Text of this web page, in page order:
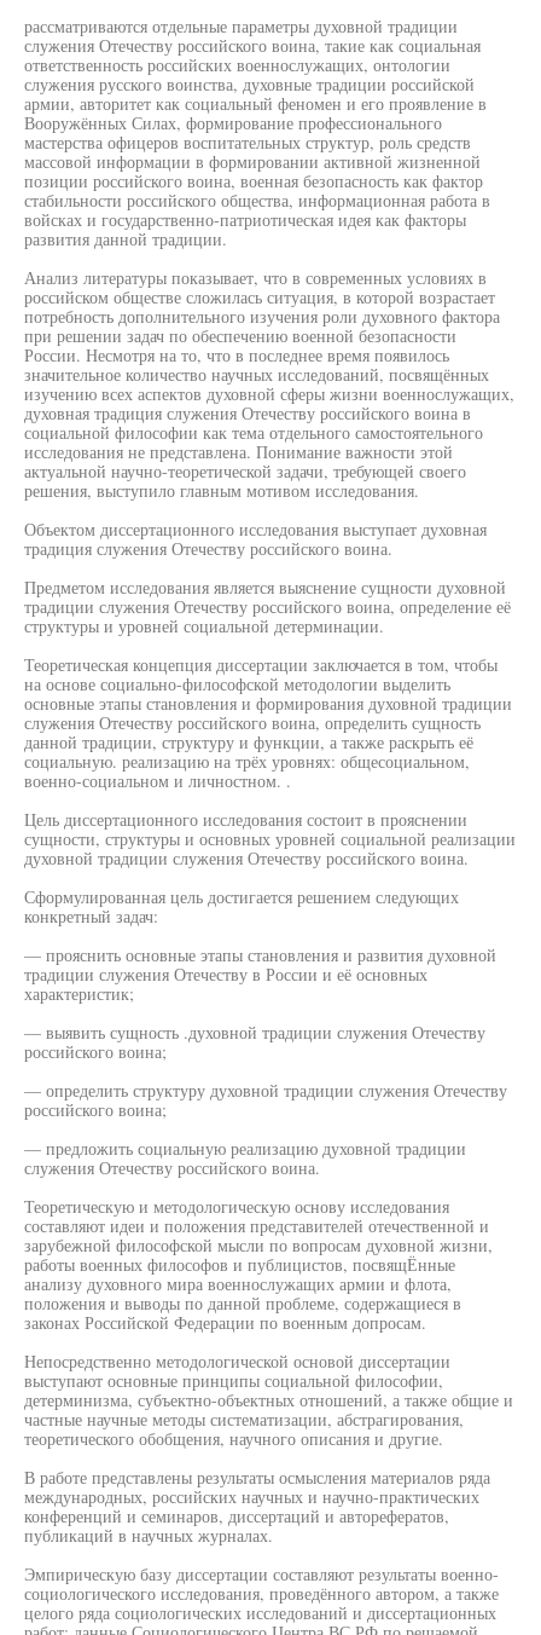
рассматриваются отдельные параметры духовной традиции
служения Отечеству российского воина, такие как социальная
ответственность российских военнослужащих, онтологии
служения русского воинства, духовные традиции российской
армии, авторитет как социальный феномен и его проявление в
Вооружённых Силах, формирование профессионального
мастерства офицеров воспитательных структур, роль средств
массовой информации в формировании активной жизненной
позиции российского воина, военная безопасность как фактор
стабильности российского общества, информационная работа в
войсках и государственно-патриотическая идея как факторы
развития данной традиции.
Анализ литературы показывает, что в современных условиях в
российском обществе сложилась ситуация, в которой возрастает
потребность дополнительного изучения роли духовного фактора
при решении задач по обеспечению военной безопасности
России. Несмотря на то, что в последнее время появилось
значительное количество научных исследований, посвящённых
изучению всех аспектов духовной сферы жизни военнослужащих,
духовная традиция служения Отечеству российского воина в
социальной философии как тема отдельного самостоятельного
исследования не представлена. Понимание важности этой
актуальной научно-теоретической задачи, требующей своего
решения, выступило главным мотивом исследования.
Объектом диссертационного исследования выступает духовная
традиция служения Отечеству российского воина.
Предметом исследования является выяснение сущности духовной
традиции служения Отечеству российского воина, определение её
структуры и уровней социальной детерминации.
Теоретическая концепция диссертации заключается в том, чтобы
на основе социально-философской методологии выделить
основные этапы становления и формирования духовной традиции
служения Отечеству российского воина, определить сущность
данной традиции, структуру и функции, а также раскрыть её
социальную. реализацию на трёх уровнях: общесоциальном,
военно-социальном и личностном. .
Цель диссертационного исследования состоит в прояснении
сущности, структуры и основных уровней социальной реализации
духовной традиции служения Отечеству российского воина.
Сформулированная цель достигается решением следующих
конкретный задач:
— прояснить основные этапы становления и развития духовной
традиции служения Отечеству в России и её основных
характеристик;
— выявить сущность .духовной традиции служения Отечеству
российского воина;
— определить структуру духовной традиции служения Отечеству
российского воина;
— предложить социальную реализацию духовной традиции
служения Отечеству российского воина.
Теоретическую и методологическую основу исследования
составляют идеи и положения представителей отечественной и
зарубежной философской мысли по вопросам духовной жизни,
работы военных философов и публицистов, посвящЁнные
анализу духовного мира военнослужащих армии и флота,
положения и выводы по данной проблеме, содержащиеся в
законах Российской Федерации по военным допросам.
Непосредственно методологической основой диссертации
выступают основные принципы социальной философии,
детерминизма, субъектно-объектных отношений, а также общие и
частные научные методы систематизации, абстрагирования,
теоретического обобщения, научного описания и другие.
В работе представлены результаты осмысления материалов ряда
международных, российских научных и научно-практических
конференций и семинаров, диссертаций и авторефератов,
публикаций в научных журналах.
Эмпирическую базу диссертации составляют результаты военно-
социологического исследования, проведённого автором, а также
целого ряда социологических исследований и диссертационных